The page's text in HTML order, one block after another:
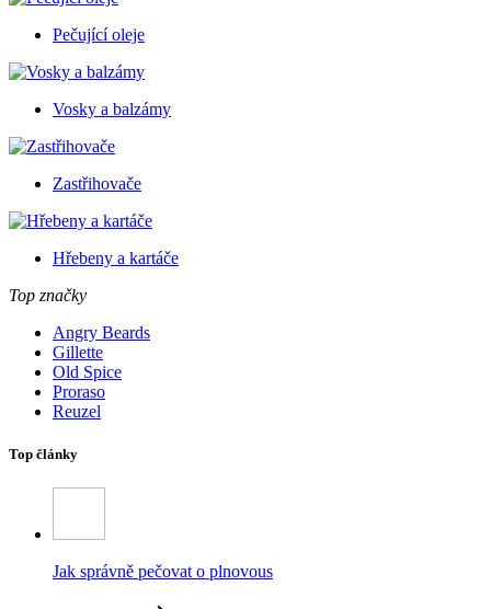
Pečující oleje
Vosky a balzámy
Zastřihovače
Hřebeny a kartáče
Top značky
Angry Beards
Gillette
Old Spice
Proraso
Reuzel
Top články
Jak správně pečovat o plnovous